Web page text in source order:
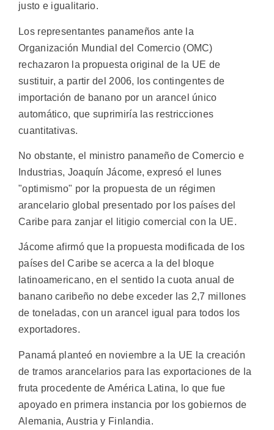
justo e igualitario.
Los representantes panameños ante la
Organización Mundial del Comercio (OMC)
rechazaron la propuesta original de la UE de
sustituir, a partir del 2006, los contingentes de
importación de banano por un arancel único
automático, que suprimiría las restricciones
cuantitativas.
No obstante, el ministro panameño de Comercio e
Industrias, Joaquín Jácome, expresó el lunes
"optimismo" por la propuesta de un régimen
arancelario global presentado por los países del
Caribe para zanjar el litigio comercial con la UE.
Jácome afirmó que la propuesta modificada de los
países del Caribe se acerca a la del bloque
latinoamericano, en el sentido la cuota anual de
banano caribeño no debe exceder las 2,7 millones
de toneladas, con un arancel igual para todos los
exportadores.
Panamá planteó en noviembre a la UE la creación
de tramos arancelarios para las exportaciones de la
fruta procedente de América Latina, lo que fue
apoyado en primera instancia por los gobiernos de
Alemania, Austria y Finlandia.